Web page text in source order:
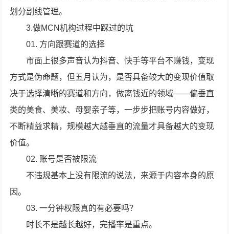
划分副线管理。
3.做MCN机构过程中踩过的坑
01. 方向跟赛道的选择
市面上很多声音认为抖音、快手等平台不赚钱，变现
方式是伪命题，但五月认为，是否具备较大的变现价值取
决于选择清晰的赛道和方向，做离钱近的领域——偏垂直
类的美食、美妆、母婴亲子等，一步步把账号内容做好，
不断精益求精，规模越大越垂直的流量才具备越大的变现
价值。
02. 账号是否被限流
不违规基本上没有限流的说法，来源于内容本身的原
因。
03. 一分钟权限真的有必要吗？
时长不是越长越好，完播率是重点。